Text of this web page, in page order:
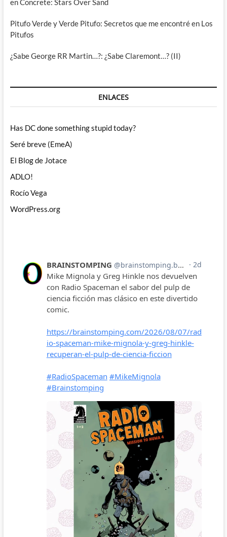
en Concrete: Stars Over Sand
Pitufo Verde y Verde Pitufo: Secretos que me encontré en Los
Pitufos
¿Sabe George RR Martin…?: ¿Sabe Claremont…? (II)
ENLACES
Has DC done something stupid today?
Seré breve (EmeA)
El Blog de Jotace
ADLO!
Rocío Vega
WordPress.org